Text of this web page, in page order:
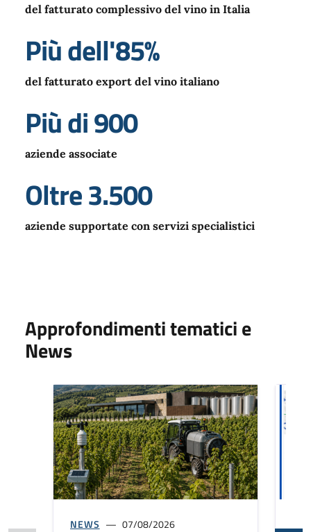
del fatturato complessivo del vino in Italia
Più dell'85%
del fatturato export del vino italiano
Più di 900
aziende associate
Oltre 3.500
aziende supportate con servizi specialistici
Approfondimenti tematici e
News
NEWS 07/08/2026